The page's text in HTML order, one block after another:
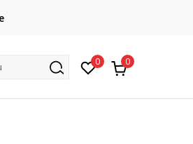
u trgovini
0 0